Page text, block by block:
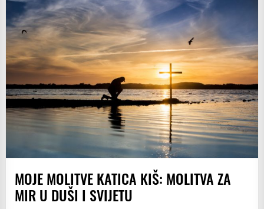
MOJE MOLITVE KATICA KIŠ: MOLITVA ZA
MIR U DUŠI I SVIJETU